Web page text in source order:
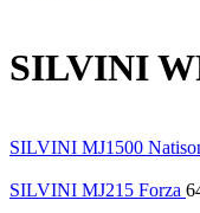
SILVINI
SILVINI MJ1500
SILVINI MJ215 Forza